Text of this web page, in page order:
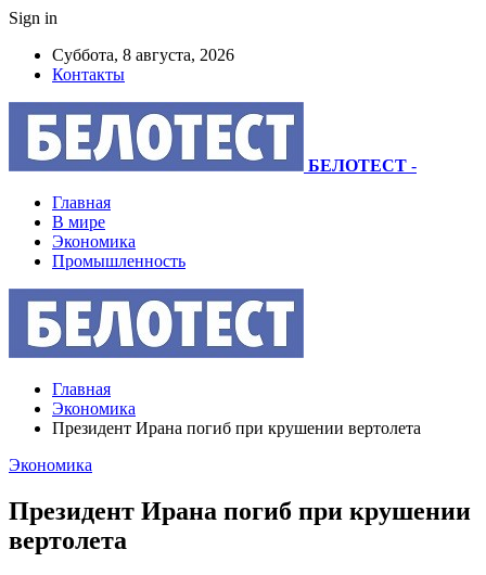
Sign in
Суббота, 8 августа, 2026
Контакты
БЕЛОТЕСТ -
Главная
В мире
Экономика
Промышленность
Главная
Экономика
Президент Ирана погиб при крушении вертолета
Экономика
Президент Ирана погиб при крушении
вертолета